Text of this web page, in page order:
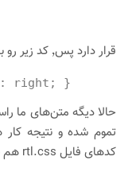
قرار دارد پس٬ کد زیر رو به ادامه کدهای فایل rtl.css اضافه می‌کنیم.
right; }
حالا دیگه متن‌های ما
تموم شده و نتیجه کار
کدهای فایل rtl.css هم باید به صورت زیر باشه تا اینجای کار: